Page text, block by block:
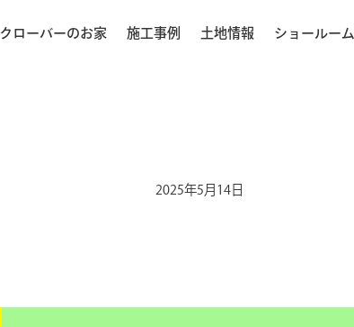
クローバーのお家 施工事例 土地情報 ショールーム
2025年5月14日